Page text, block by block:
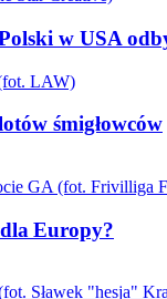
w USA
śmigłowców
Europy?